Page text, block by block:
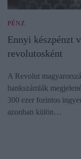
PÉNZ
Ennyi készpénzt
revolutosként
A Revolut
bankszámlák
300 ezer forintos
azonban külön…